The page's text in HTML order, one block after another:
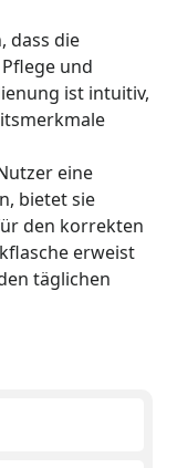
dass die
und
ist intuitiv,
eine
bietet sie
den korrekten
erweist
täglichen